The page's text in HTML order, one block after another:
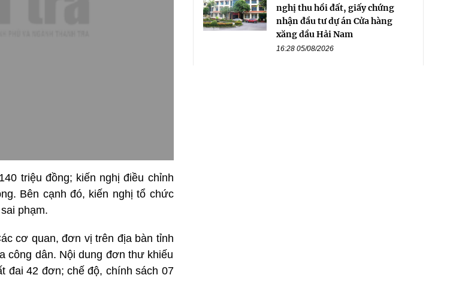
triệu đồng; kiến nghị điều chỉnh
Bên cạnh đó, kiến nghị tổ chức
phạm.
cơ quan, đơn vị trên địa bàn tỉnh
công dân. Nội dung đơn thư khiếu
đai 42 đơn; chế độ, chính sách 07
nghị thu hồi đất, giấy chứng
nhận đầu tư dự án Cửa hàng
xăng dầu Hải Nam
16:28 05/08/2026